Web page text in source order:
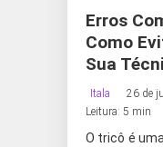
Erros
Como
Sua
Itala 26 de
Leitura: 5 min
O tricô é